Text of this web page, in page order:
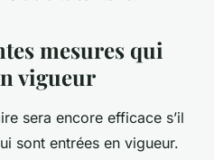
mesures qui
vigueur
sera encore efficace s’il
sont entrées en vigueur.